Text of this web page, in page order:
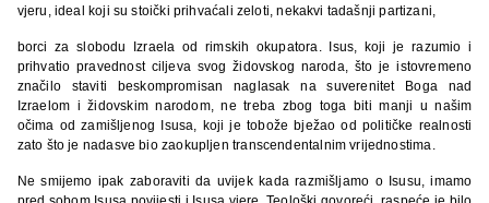
vjeru, ideal koji su stoički prihvaćali zeloti, nekakvi tadašnji partizani,
borci za slobodu Izraela od rimskih okupatora. Isus, koji je razumio i
prihvatio pravednost ciljeva svog židovskog naroda, što je istovremeno
značilo staviti beskompromisan naglasak na suverenitet Boga nad
Izraelom i židovskim narodom, ne treba zbog toga biti manji u našim
očima od zamišljenog Isusa, koji je tobože bježao od političke realnosti
zato što je nadasve bio zaokupljen transcendentalnim vrijednostima.
Ne smijemo ipak zaboraviti da uvijek kada razmišljamo o Isusu, imamo